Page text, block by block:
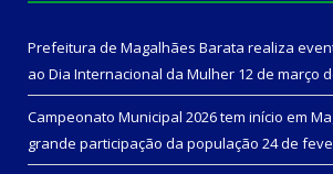
Prefeitura de Magalhães Barata realiza
ao Dia Internacional da Mulher 12 de março
Campeonato Municipal 2026 tem início em
grande participação da população 24 de